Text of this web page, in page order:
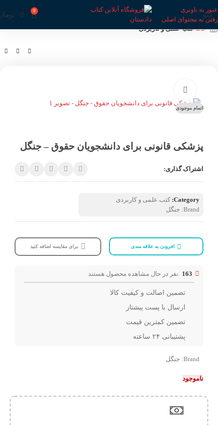
عبور به ناوبری
رفتن به محتوای اصلی
منو 0
0
خانه کتب علمی و کاربردی
اتمام موجودی
پزشکی قانونی برای دانشجویان حقوق – جنگل
اشتراک گذاری:
Category: کتب علمی و کاربردی
Brand: جنگل
افزودن به علاقه مندی برای مقایسه اضافه کنید
163 نفر در حال مشاهده محصول هستند
تضمین اصالت و کیفیت کالا
ارسال با پست پیشتاز
تضمین کمترین قیمت
پشتیبانی ۲۴ ساعته
Brand: جنگل
ناموجود